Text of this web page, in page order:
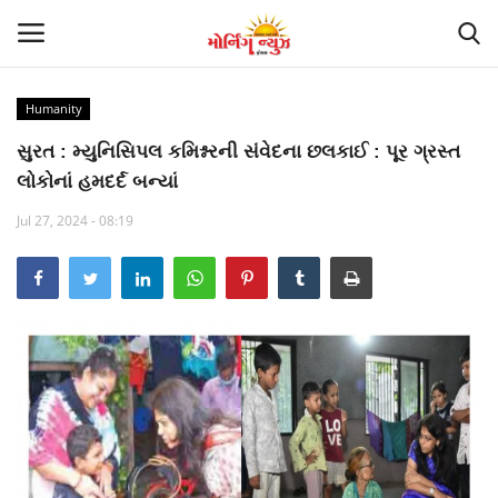
Home
Contact
National
Politics
Trending
Humanity
સુરત : મ્યુનિસિપલ કમિશ્નરની સંવેદના છલકાઈ : પૂર ગ્રસ્ત
લોકોનાં હમદર્દ બન્યાં
Jul 27, 2024 - 08:19